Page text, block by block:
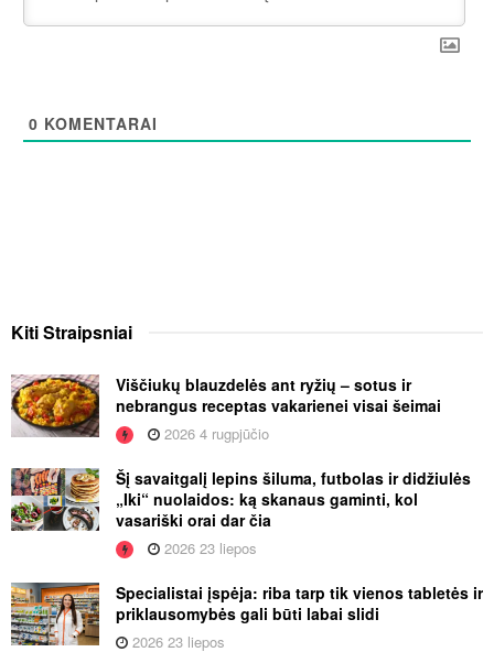
0 KOMENTARAI
KitiStraipsniai
Viščiukų blauzdelės ant ryžių – sotus ir
nebrangus receptas vakarienei visai šeimai
2026 4 rugpjūčio
Šį savaitgalį lepins šiluma, futbolas ir didžiulės
„Iki“ nuolaidos: ką skanaus gaminti, kol
vasariški orai dar čia
2026 23 liepos
Specialistai įspėja: riba tarp tik vienos tabletės ir
priklausomybės gali būti labai slidi
2026 23 liepos